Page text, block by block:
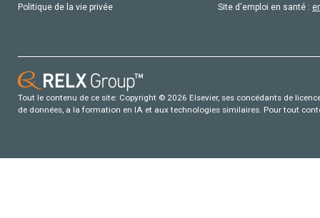
Politique de la vie privée
Site d'emploi en santé :
Tout le contenu de ce site: Copyright © 2026 Elsevier, ses concédants de
de données, a la formation en IA et aux technologies similaires. Pour tout